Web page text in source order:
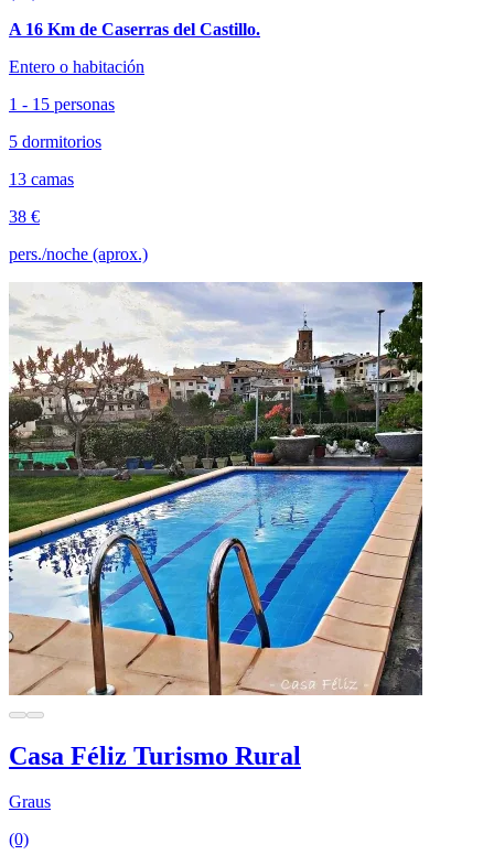
A 16 Km de Caserras del Castillo.
Entero o habitación
1 - 15 personas
5 dormitorios
13 camas
38 €
pers./noche (aprox.)
Casa Féliz Turismo Rural
Graus
(0)